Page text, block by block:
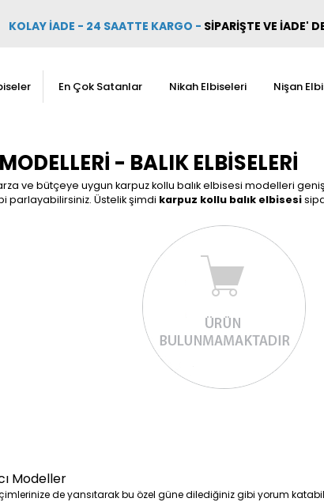
KOLAY İADE - 24 SAATTE KARGO - SİPARİŞTE VE İADE'
En Çok Satanlar Nikah Elbiseleri Nişan
- BALIK ELBISELERI
ve bütçeye uygun karpuz kollu balık elbisesi modelleri
parlayabilirsiniz. Üstelik şimdi karpuz kollu balık elbisesi
Modeller
de yansıtarak bu özel güne dilediğiniz gibi yorum